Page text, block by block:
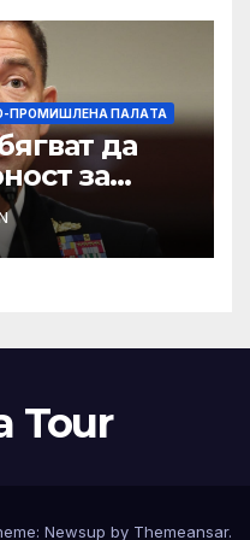
ПРОМИШЛЕНА ПАЛAТА
да
за
в
загинаха
Tour
Newsup by Themeansar.